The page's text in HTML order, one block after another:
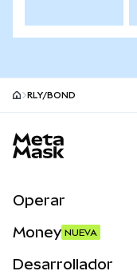
RLY/BOND
Operar
Money NUEVA
Desarrollador